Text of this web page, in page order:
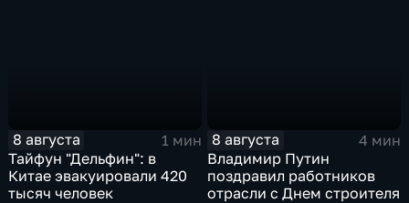
8 августа
1 мин
Тайфун "Дельфин": в
Китае эвакуировали 420
тысяч человек
8 августа
4 мин
Владимир Путин
поздравил работников
отрасли с Днем строителя